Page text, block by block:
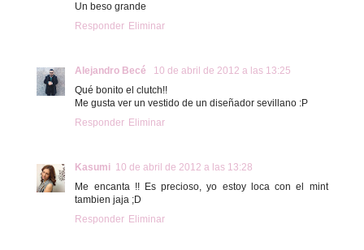
Un beso grande
Responder Eliminar
Alejandro Becé
10 de abril de 2012 a las 13:25
Qué bonito el clutch!!
Me gusta ver un vestido de un diseñador sevillano :P
Responder Eliminar
Kasumi 10 de abril de 2012 a las 13:28
Me encanta !! Es precioso, yo estoy loca con el mint
tambien jaja ;D
Responder Eliminar